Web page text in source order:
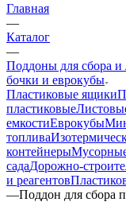
Главная
—
Каталог
—
Поддоны для сбора и
бочки и еврокубы
Пластиковые ящики
пластиковые
емкостиЕврокубы
топлива
контейнеры
садаДорожно-
и реагентов
—Поддон для сбора